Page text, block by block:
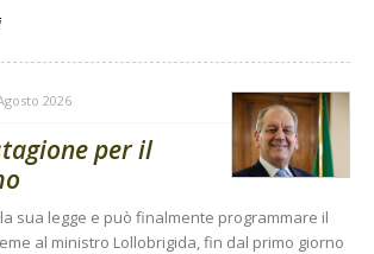
2026
per il
sua legge e può finalmente programmare il
al ministro Lollobrigida, fin dal primo giorno